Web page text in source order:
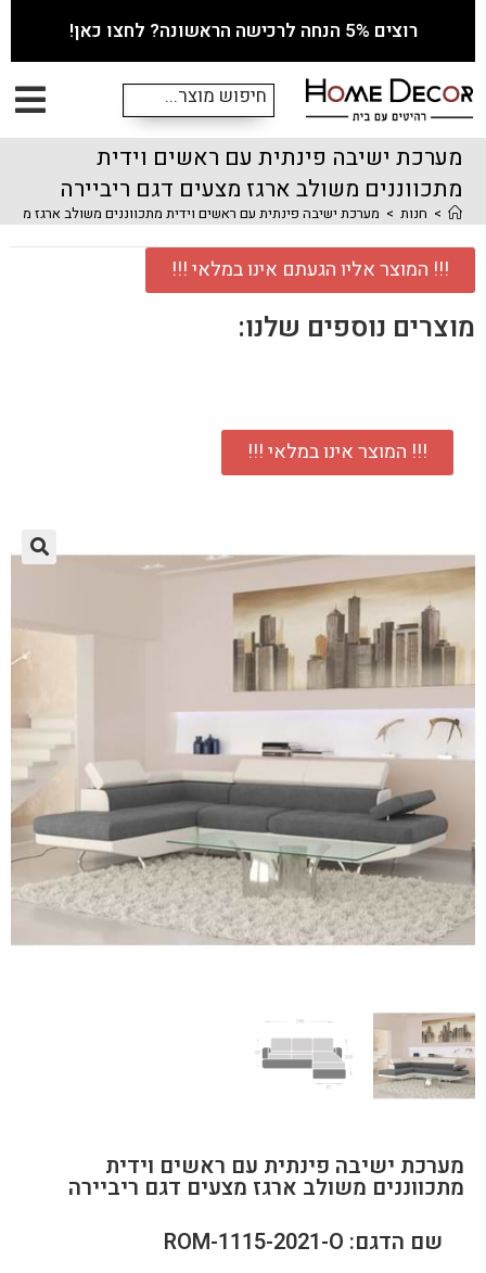
רוצים 5% הנחה לרכישה הראשונה? לחצו כאן!
מערכת ישיבה פינתית עם ראשים וידית
מתכווננים משולב ארגז מצעים דגם ריביירה
> חנות > מערכת ישיבה פינתית עם ראשים וידית מתכווננים משולב ארגז
!!! המוצר אליו הגעתם אינו במלאי !!!
מוצרים נוספים שלנו:
!!! המוצר אינו במלאי !!!
מערכת ישיבה פינתית עם ראשים וידית
מתכווננים משולב ארגז מצעים דגם ריביירה
שם הדגם: ROM-1115-2021-O